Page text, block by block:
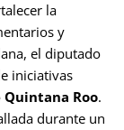
la
y
el diputado
iniciativas
Quintana Roo.
durante un